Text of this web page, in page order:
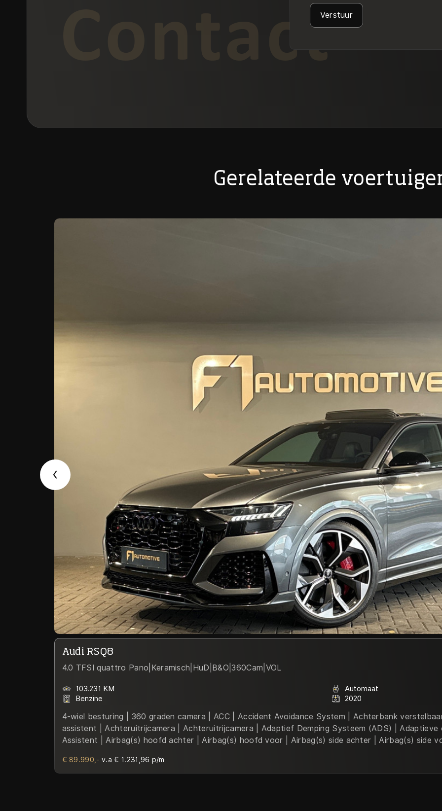
ContactVerstuur
Gerelateerde
Audi RSQ8
4.0 TFSI quattro Pano|Keramisch|HuD|B&O|360Cam|VOL
103.231 KM
Automaat
Benzine
2020
4-wiel besturing | 360 graden camera | ACC | Accident Avoidance System | Achterbank
assistent | Achteruitrijcamera | Achteruitrijcamera | Adaptief Demping Systeem (ADS) |
Assistent | Airbag(s) hoofd achter | Airbag(s) hoofd voor | Airbag(s) side achter | Airbag(s) side
Ambienteverlichting doorlopend | Anti Blokkeer Systeem (ABS) | Apple CarPlay | Armsteun
Parking | Audio installatie high-end | Audio installatie premium | Automatische niveauregeling |
€ 89.990,-v.a € 1.231,96 p/m